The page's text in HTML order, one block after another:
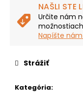
NAŠLI STE
Určite nám
Napíšte
Kategória:
Strážiť
Pôvodne:
€2